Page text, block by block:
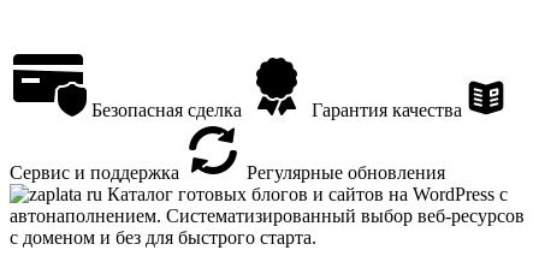
Безопасная сделка Гарантия качества
Сервис и поддержка
Регулярные обновления
Каталог готовых блогов и сайтов на WordPress с
автонаполнением. Систематизированный выбор веб-ресурсов
с доменом и без для быстрого старта.